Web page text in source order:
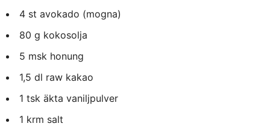
4 st avokado (mogna)
80 g kokosolja
5 msk honung
1,5 dl raw kakao
1 tsk äkta vaniljpulver
1 krm salt